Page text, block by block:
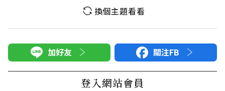
換個主題看看
加好友 關注FB
登入網站會員